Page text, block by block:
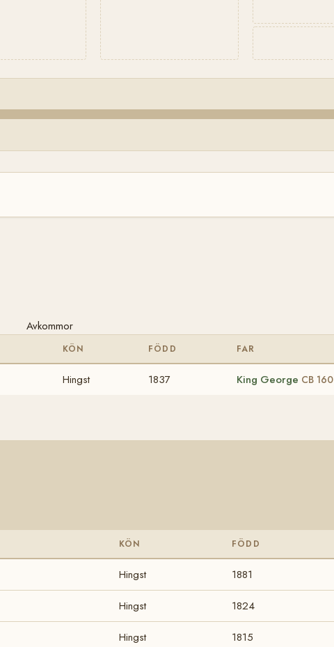
Avkommor
KÖN FÖDD FAR
Hingst 1837 King George CB 160
KÖN FÖDD
Hingst 1881
Hingst 1824
Hingst 1815